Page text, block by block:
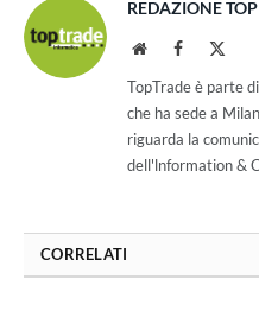
REDAZIONE
WebsiteFacebook
TopTrade è parte
che ha sede a
riguarda la
dell'lnformation &
CORRELATI